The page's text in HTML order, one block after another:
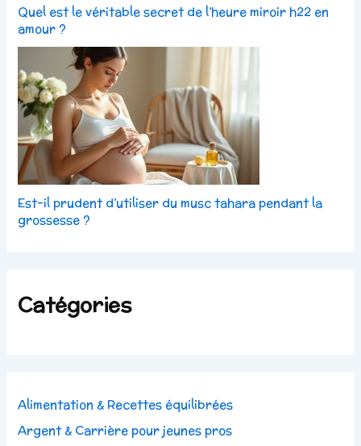
Quel est le véritable secret de l’heure miroir h22 en
amour ?
Est-il prudent d’utiliser du musc tahara pendant la
grossesse ?
Catégories
Alimentation & Recettes équilibrées
Argent & Carrière pour jeunes pros